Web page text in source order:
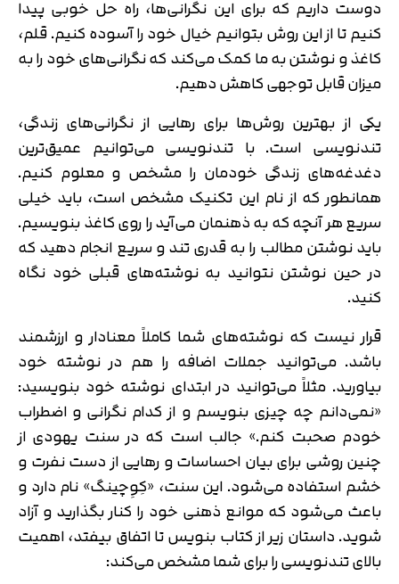
دوست داریم که برای این نگرانی‌ها، راه حل خوبی پیدا
کنیم تا از این روش بتوانیم خیال خود را آسوده کنیم. قلم،
کاغذ و نوشتن به ما کمک می‌کند که نگرانی‌های خود را به
میزان قابل توجهی کاهش دهیم.
یکی از بهترین روش‌ها برای رهایی از نگرانی‌های زندگی،
تندنویسی است. با تندنویسی می‌توانیم عمیق‌‌ترین
دغدغه‌های زندگی خودمان را مشخص و معلوم کنیم.
همانطور که از نام این تکنیک مشخص است، باید خیلی
سریع هر آنچه که به ذهنمان می‌آید را روی کاغذ بنویسیم.
باید نوشتن مطالب را به قدری تند و سریع انجام دهید که
در حین نوشتن نتوانید به نوشته‌های قبلی خود نگاه
کنید.
قرار نیست که نوشته‌های شما کاملاً معنادار و ارزشمند
باشد. می‌توانید جملات اضافه را هم در نوشته خود
بیاورید. مثلاً می‌توانید در ابتدای نوشته خود بنویسید:
«نمی‌دانم چه چیزی بنویسم و از کدام نگرانی و اضطراب
خودم صحبت کنم.» جالب است که در سنت یهودی از
چنین روشی برای بیان احساسات و رهایی از دست نفرت و
خشم استفاده می‌شود. این سنت، «کِوِچینگ» نام دارد و
باعث می‌شود که موانع ذهنی خود را کنار بگذارید و آزاد
شوید. داستان زیر از کتاب بنویس تا اتفاق بیفتد، اهمیت
بالای تندنویسی را برای شما مشخص می‌کند: